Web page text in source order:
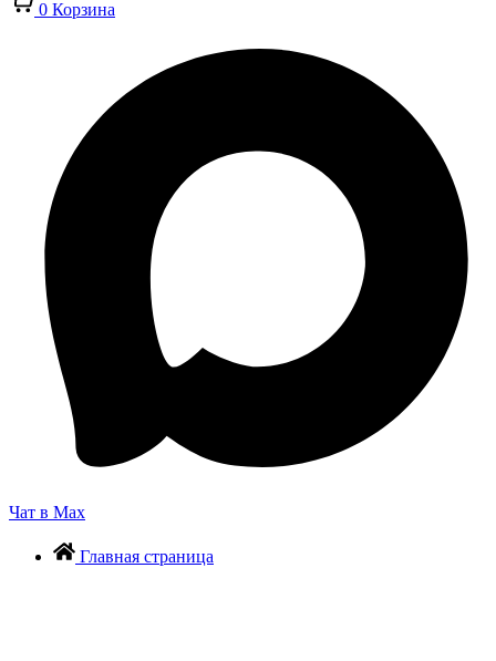
0 Корзина
Чат в Max
Главная страница